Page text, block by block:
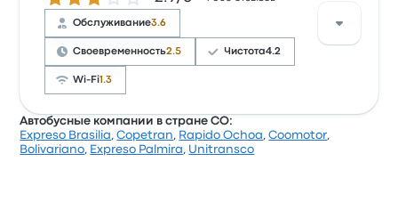
от 1 382 ₽
Обслуживание3.6
Своевременность2.5 Чистота4.2
Wi-Fi1.3
Оценка Copetran за эту поездку: 3 (получено
Автобусные компании в стране CO:
Expreso Brasilia,Copetran, Rapido Ochoa,Coomotor,
Bolivariano, Expreso Palmira, Unitransco